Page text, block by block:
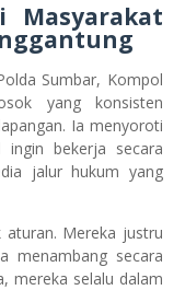
Masyarakat
Sumbar, Kompol
yang konsisten
Ia menyoroti
ingin bekerja secara
jalur hukum yang
aturan. Mereka justru
menambang secara
mereka selalu dalam